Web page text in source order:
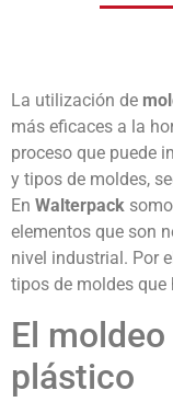
La utilización de
más eficaces a la
proceso que puede
y tipos de moldes,
En Walterpack
elementos que son
nivel industrial. Por
tipos de moldes que
El
plástico